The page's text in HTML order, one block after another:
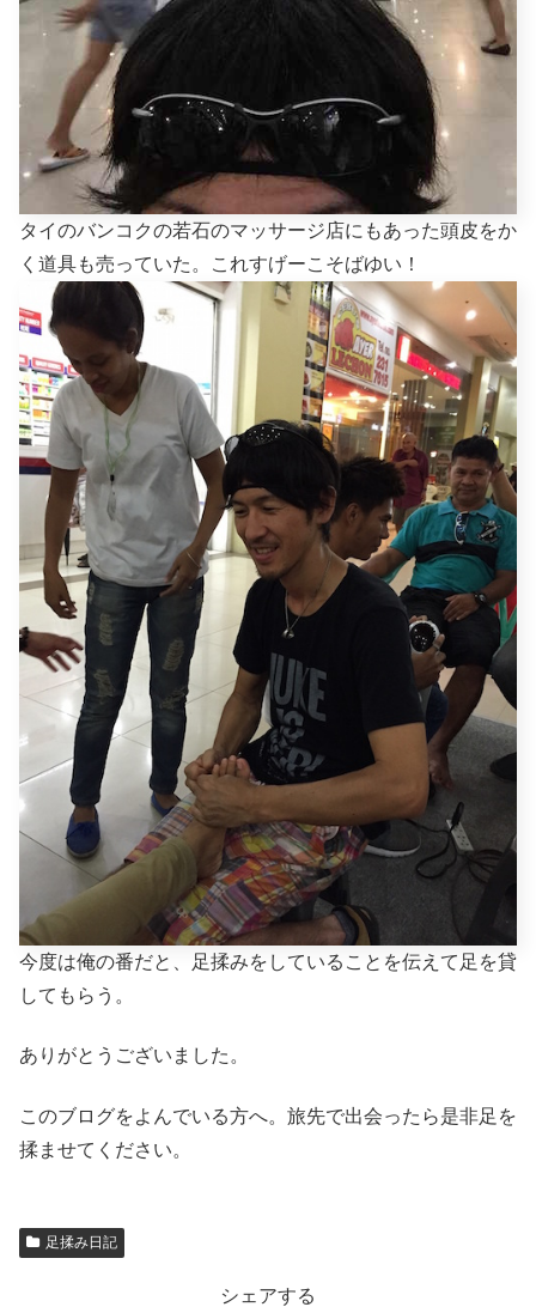
タイのバンコクの若石のマッサージ店にもあった頭皮をか
く道具も売っていた。これすげーこそばゆい！
今度は俺の番だと、足揉みをしていることを伝えて足を貸
してもらう。
ありがとうございました。
このブログをよんでいる方へ。旅先で出会ったら是非足を
揉ませてください。
足揉み日記
シェアする